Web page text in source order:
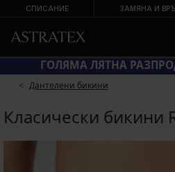
СПИСАНИЕ ЗАМЯНА И
ГОЛЯМА ЛЯТНА
Дантелени бикини
Класически бикини